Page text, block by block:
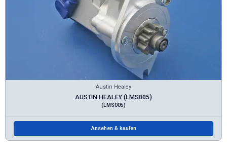
Austin Healey
AUSTIN HEALEY (LMS005)
(LMS005)
Ansehen & kaufen